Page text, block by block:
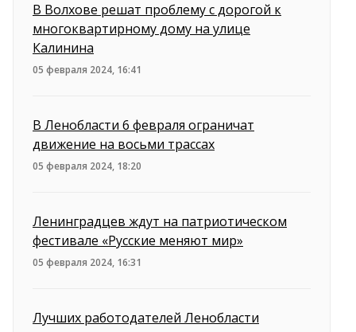
В Волхове решат проблему с дорогой к
многоквартирному дому на улице
Калинина
05 февраля 2024, 16:41
В Ленобласти 6 февраля ограничат
движение на восьми трассах
05 февраля 2024, 18:20
Ленинградцев ждут на патриотическом
фестивале «Русские меняют мир»
05 февраля 2024, 16:31
Лучших работодателей Ленобласти